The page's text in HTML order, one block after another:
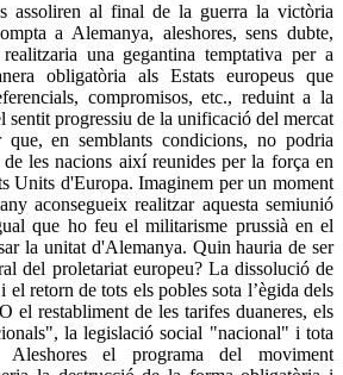
assoliren al final de la guerra la victòria
a Alemanya, aleshores, sens dubte,
una gegantina temptativa per a
obligatòria als Estats europeus que
compromisos, etc., reduint a la
sentit progressiu de la unificació del mercat
en semblants condicions, no podria
les nacions així reunides per la força en
Units d'Europa. Imaginem per un moment
aconsegueix realitzar aquesta semiunió
que ho feu el militarisme prussià en el
la unitat d'Alemanya. Quin hauria de ser
del proletariat europeu? La dissolució de
retorn de tots els pobles sota l’ègida dels
el restabliment de les tarifes duaneres, els
la legislació social "nacional" i tota
el programa del moviment